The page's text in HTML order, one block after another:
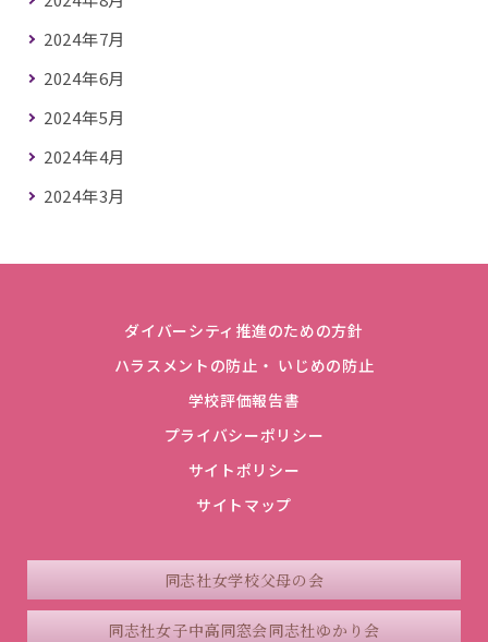
2024年7月
2024年6月
2024年5月
2024年4月
2024年3月
ダイバーシティ推進のための方針
ハラスメントの防止・ いじめの防止
学校評価報告書
プライバシーポリシー
サイトポリシー
サイトマップ
同志社女学校父母の会
同志社女子中高同窓会同志社ゆかり会